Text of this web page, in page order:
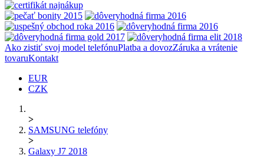
Ako zistiť svoj model telefónuPlatba a dovozZáruka a vrátenie
tovaruKontakt
EUR
CZK
>
SAMSUNG telefóny
>
Galaxy J7 2018